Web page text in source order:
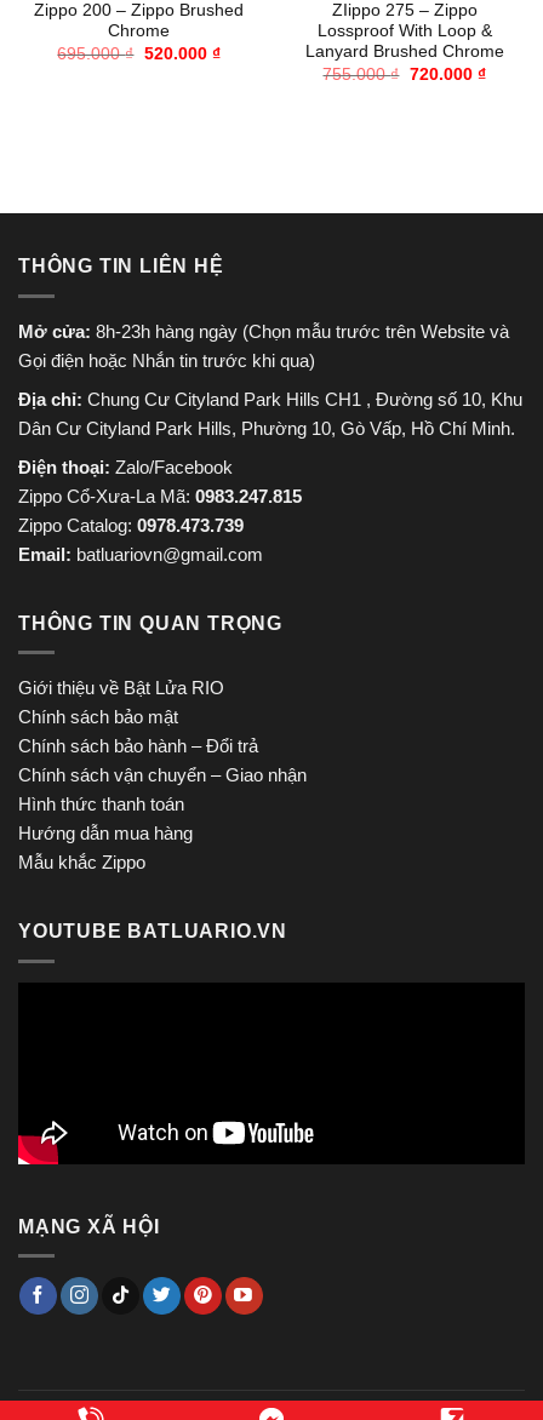
Zippo 200 – Zippo Brushed
Chrome
695.000₫ Giá
520.000 ₫Giá
ZIippo 275 – Zippo
Lossproof With Loop &
Lanyard Brushed Chrome
755.000₫ Giá
720.000 ₫Giá
THÔNG TIN LIÊN HỆ
Mở cửa: 8h-23h hàng ngày (Chọn mẫu trước trên Website và
Gọi điện hoặc Nhắn tin trước khi qua)
Địa chỉ: Chung Cư Cityland Park Hills CH1 , Đường số 10, Khu
Dân Cư Cityland Park Hills, Phường 10, Gò Vấp, Hồ Chí Minh.
Điện thoại: Zalo/Facebook
Zippo Cổ-Xưa-La Mã: 0983.247.815
Zippo Catalog: 0978.473.739
Email: batluariovn@gmail.com
THÔNG TIN QUAN TRỌNG
Giới thiệu về Bật Lửa RIO
Chính sách bảo mật
Chính sách bảo hành – Đổi trả
Chính sách vận chuyển – Giao nhận
Hình thức thanh toán
Hướng dẫn mua hàng
Mẫu khắc Zippo
YOUTUBE BATLUARIO.VN
MẠNG XÃ HỘI